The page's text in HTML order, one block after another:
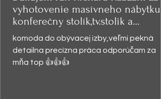
vyhotovenie masívneho nábytku -
konferečny stolík,tv.stolik a
presklená
komoda do obývacej izby,veľmi pekná
detailna precízna práca odporúčam za
mňa top 👍👍👍